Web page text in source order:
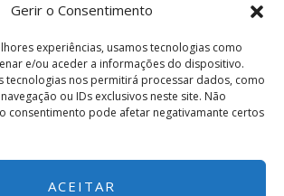
Gerir o Consentimento
experiências, usamos tecnologias como
e/ou aceder a informações do dispositivo.
tecnologias nos permitirá processar dados, como
ou IDs exclusivos neste site. Não
consentimento pode afetar negativamante certos
ACEITAR